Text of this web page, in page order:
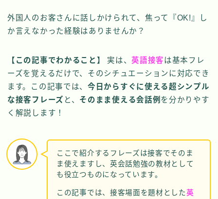
外国人のお客さんに話しかけられて、焦って『OK!』し
か言えなかった経験はありませんか？
【この記事でわかること】 実は、英語接客は基本フレ
ーズを覚えるだけで、そのシチュエーションに対応でき
ます。この記事では、 今日からすぐに使える超シンプル
な接客フレーズ と、 そのまま使える会話例 を分かりやす
く解説します！
ここで紹介するフレーズは接客でそのま
ま使えますし、英会話勉強の教材として
も役立つものになっています。
この記事では、接客場面を題材とした英